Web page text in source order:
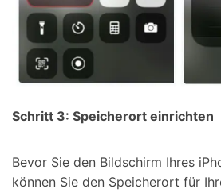
Schritt 3: Speicherort einrichten
Bevor Sie den Bildschirm Ihres
können Sie den Speicherort für